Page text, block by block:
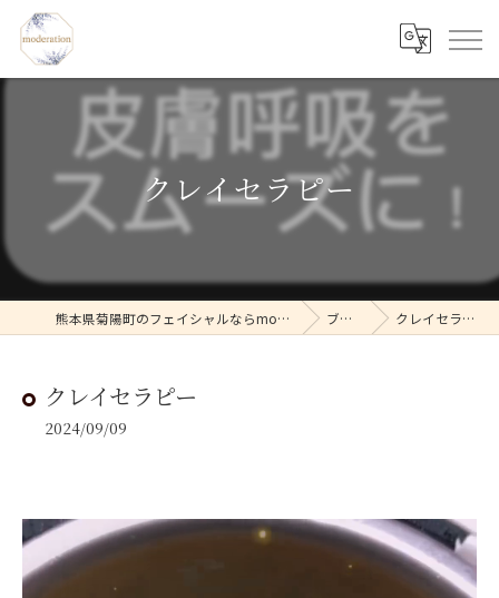
クレイセラピー
熊本県菊陽町のフェイシャルならmoderation ブログ クレイセラピー
クレイセラピー
2024/09/09